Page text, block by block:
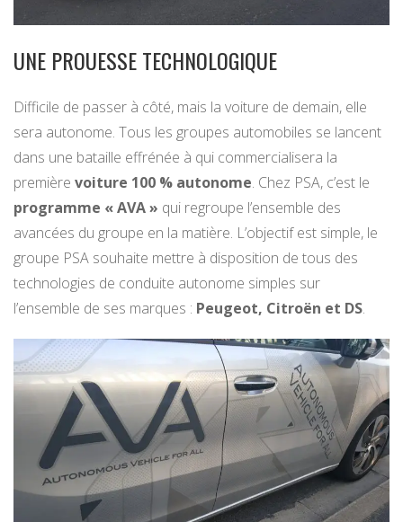
UNE PROUESSE TECHNOLOGIQUE
Difficile de passer à côté, mais la voiture de demain, elle
sera autonome. Tous les groupes automobiles se lancent
dans une bataille effrénée à qui commercialisera la
première voiture 100 % autonome. Chez PSA, c’est le
programme « AVA » qui regroupe l’ensemble des
avancées du groupe en la matière. L’objectif est simple, le
groupe PSA souhaite mettre à disposition de tous des
technologies de conduite autonome simples sur
l’ensemble de ses marques : Peugeot, Citroën et DS.